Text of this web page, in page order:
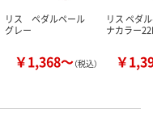
リス ペダルペール
グレー
￥1,368～（税込）
リス ペダ
ナカラー
￥